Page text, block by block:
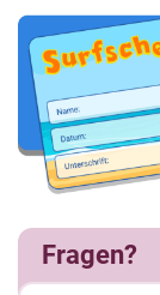
Fragen?